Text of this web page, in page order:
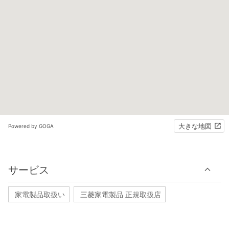
Powered by GOGA 大きな地図
サービス
家電製品取扱い 三菱家電製品 正規取扱店